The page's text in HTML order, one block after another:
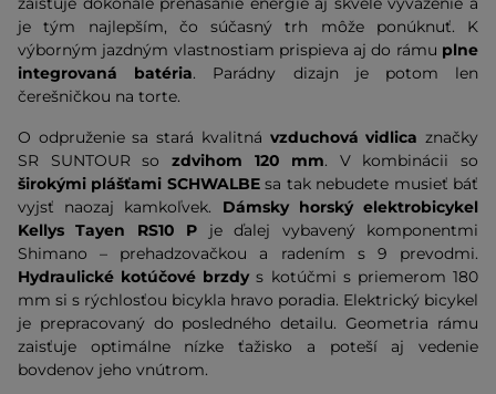
je tým najlepším, čo súčasný trh môže ponúknuť. K
výborným jazdným vlastnostiam prispieva aj do rámu plne
integrovaná batéria. Parádny dizajn je potom len
čerešničkou na torte.
O odpruženie sa stará kvalitná vzduchová vidlica značky
SR SUNTOUR so zdvihom 120 mm. V kombinácii so
širokými plášťami SCHWALBEsa tak nebudete musieť báť
vyjsť naozaj kamkoľvek. Dámsky horský elektrobicykel
Kellys Tayen RS10 P je ďalej vybavený komponentmi
Shimano – prehadzovačkou a radením s 9 prevodmi.
Hydraulické kotúčové brzdys kotúčmi s priemerom 180
mm si s rýchlosťou bicykla hravo poradia. Elektrický bicykel
je prepracovaný do posledného detailu. Geometria rámu
zaisťuje optimálne nízke ťažisko a poteší aj vedenie
bovdenov jeho vnútrom.